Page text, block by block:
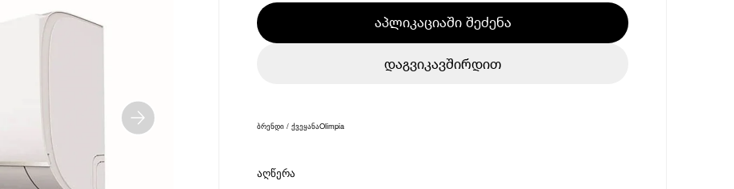
აპლიკაციაში შეძენა
დაგვიკავშირდით
ბრენდი / ქვეყანაOlimpia
აღწერა